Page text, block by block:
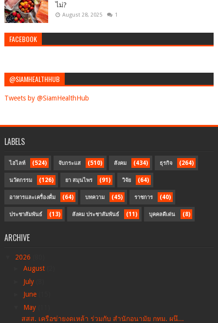
ไม่?
August 28, 2025 1
FACEBOOK
@SIAMHEALTHHUB
Tweets by @SiamHealthHub
LABELS
ไฮไลท์ (524) จับกระแส (510) สังคม (434) ธุรกิจ (264)
นวัตกรรม (126) ยา สมุนไพร (91) วิจัย (64)
อาหารและเครื่องดื่ม (64) บทความ (45) ราชการ (40)
ประชาสัมพันธ์ (13) สังคม ประชาสัมพันธ์ (11) บุคคลดีเด่น (8)
ARCHIVE
2026
August
July
June
May
สสส. เครือข่ายงดเหล้า ร่วมกับ สำนักอนามัย กทม. ผนึ...